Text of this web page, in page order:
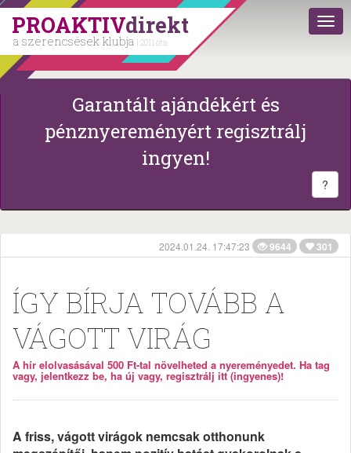
PROAKTIVdirekt
a szerencsések klubja | 2011 óta
Garantált ajándékért és
pénznyereményért regisztrálj
ingyen!
?
2024.01.24. 17:47:23 9644 301
ÍGY BÍRJA TOVÁBB A
VÁGOTT VIRÁG
A hír elolvasásával 500 Ft-tal növelheted a nyereményedet. Ha tag
vagy, jelentkezz be, ha új vagy, regisztrálj itt (ingyenes)!
A friss, vágott virágok nemcsak otthonunk